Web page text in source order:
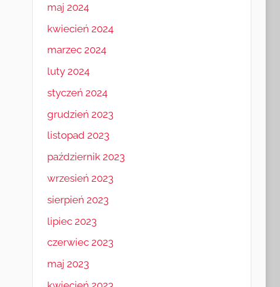
maj 2024
kwiecień 2024
marzec 2024
luty 2024
styczeń 2024
grudzień 2023
listopad 2023
październik 2023
wrzesień 2023
sierpień 2023
lipiec 2023
czerwiec 2023
maj 2023